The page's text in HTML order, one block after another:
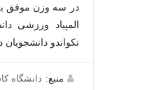
در سه وزن موفق به
المپیاد ورزشی
تکواندو دانشجویان دختر
منبع:دانشگاه کاشان